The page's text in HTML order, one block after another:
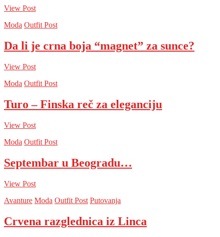
View Post
Moda Outfit Post
Da li je crna boja “magnet” za sunce?
View Post
Moda Outfit Post
Turo – Finska reč za eleganciju
View Post
Moda Outfit Post
Septembar u Beogradu…
View Post
Avanture Moda Outfit Post Putovanja
Crvena razglednica iz Linca